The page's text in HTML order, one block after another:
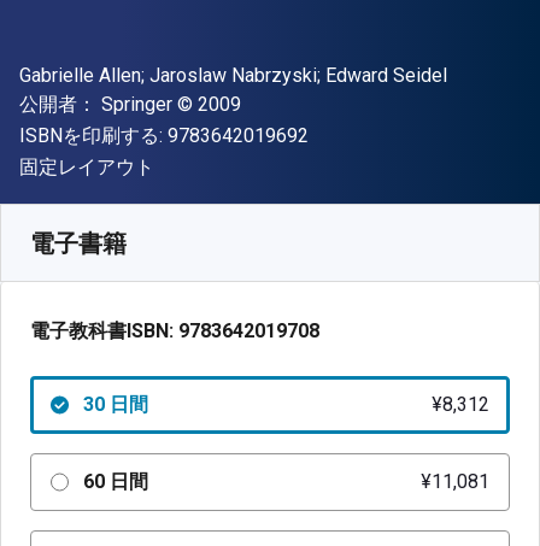
著者
Gabrielle Allen; ‎Jaroslaw Nabrzyski; ‎Edward Seidel
出版社
公開者： Springer 著作権
© 2009
ISBNを印刷する: 9783642019692
形式
固定レイアウト
電子書籍
電子教科書ISBN: 9783642019708
30 日間 ¥8,312
60 日間 ¥11,081